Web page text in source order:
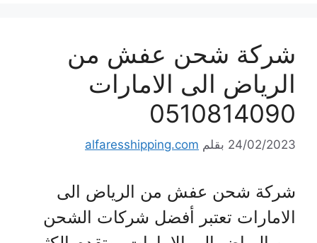
شركة شحن عفش من
الرياض الى الامارات
0510814090
24/02/2023 بقلم alfaresshipping.com
شركة شحن عفش من الرياض الى
الامارات تعتبر أفضل شركات الشحن